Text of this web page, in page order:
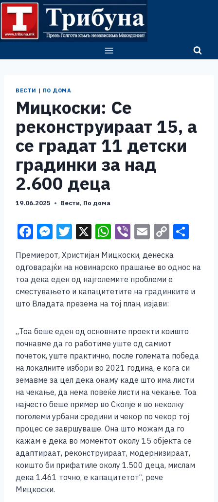
Skip
content
ВЕСТИ | ПО ДОМА
Мицкоски: Се
реконструираат 15, а
се градат 11 детски
градинки за над
2.600 деца
19.06.2025 Вести, По дома
F
c
e
b
o
o
k
M
ss
e
n
g
er
T
tt
er
X W
at
s
A
p
p
Vi
er
E
ai
l
C
p
y
Li
k
ar
Премиерот, Христијан Мицкоски, денеска
одговарајќи на новинарско прашање во однос на
тоа дека еден од најголемите проблеми е
сместувањето и капацитетите на градинките и
што Владата презема на тој план, изјави:
„Тоа беше еден од основните проекти коишто
почнавме да го работиме уште од самиот
почеток, уште практично, после големата победа
на локалните избори во 2021 година, е кога си
земавме за цел дека онаму каде што има листи
на чекање, да нема повеќе листи на чекање. Тоа
најчесто беше пример во Скопје и во неколку
поголеми урбани средини и чекор по чекор тој
процес се завршуваше. Она што можам да го
кажам е дека во моментот околу 15 објекта се
адаптираат, реконструираат, модернизираат,
коишто би прифатиле околу 1.500 деца, мислам
дека 1.461 точно, е капацитетот“, рече
Мицкоски.